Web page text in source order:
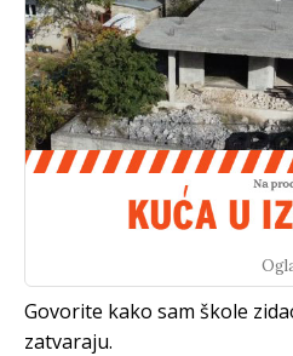
Govorite kako sam škole
zatvaraju.